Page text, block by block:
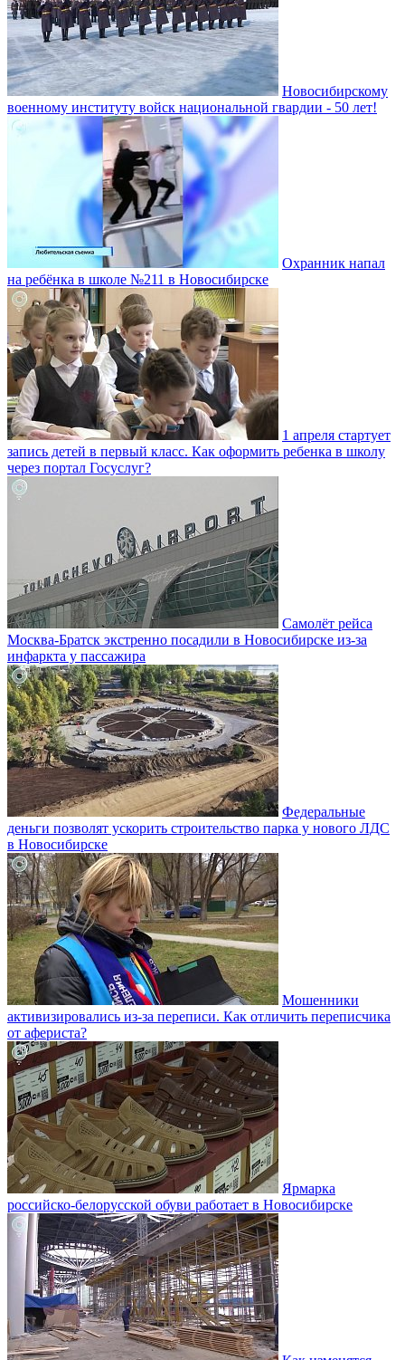
Новосибирскому
военному институту войск национальной гвардии - 50 лет!
Охранник напал
на ребёнка в школе №211 в Новосибирске
1 апреля стартует
запись детей в первый класс. Как оформить ребенка в школу
через портал Госуслуг?
Самолёт рейса
Москва-Братск экстренно посадили в Новосибирске из-за
инфаркта у пассажира
Федеральные
деньги позволят ускорить строительство парка у нового ЛДС
в Новосибирске
Мошенники
активизировались из-за переписи. Как отличить переписчика
от афериста?
Ярмарка
российско-белорусской обуви работает в Новосибирске